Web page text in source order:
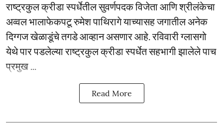
राष्ट्रकुल क्रीडा स्पर्धेतील सुवर्णपदक विजेता आणि श्रीलंकेचा
अव्वल भालाफेकपटू रुमेश पाथिरागे याच्यासह जगातील अनेक
दिग्गज खेळाडूंचे तगडे आव्हान असणार आहे. रविवारी ग्लासगो
येथे पार पडलेल्या राष्ट्रकुल क्रीडा स्पर्धेत सहभागी झालेले पाच
प्रमुख ...
Read More